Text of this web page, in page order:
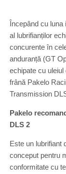
Începând cu luna
al lubrifianților
concurente în
anduranță (GT
echipate cu
frână Pakelo
Transmission
Pakelo
DLS 2
Este un lubrifiant
conceput pentru
conformitate cu